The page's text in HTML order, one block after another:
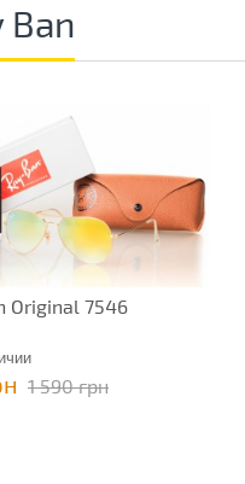
Ban
Original 7546
1 590 грн